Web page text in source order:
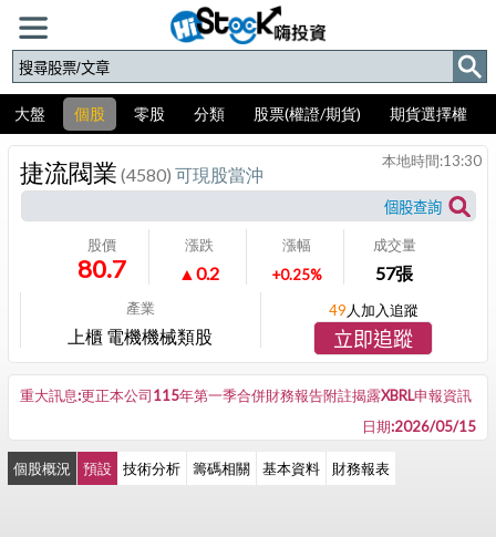
大盤 個股 零股 分類 股票(權證/期貨) 期貨選擇權
捷流閥業 (4580) 可現股當沖
股價
80.7
漲跌
▲0.2
漲幅
+0.25%
成交量
57張
產業
上櫃 電機機械類股
本地時間:13:30
49 人加入追蹤
立即追蹤
重大訊息:更正本公司115年第一季合併財務報告附註揭露XBRL申報資訊
日期:2026/05/15
個股概況 預設 技術分析 籌碼相關 基本資料 財務報表